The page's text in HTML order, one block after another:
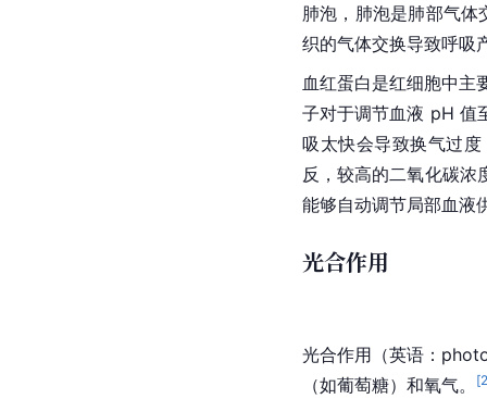
肺泡 ，肺泡是肺部气体
织的气体交换导致呼吸
血红蛋白是红细胞中主
子对于调节血液 pH 值
吸太快会导致换气过
反，较高的二氧化碳浓
能够自动调节局部血液
光合作用
光合作用（英语 ：
（如葡萄糖）和氧气。 [